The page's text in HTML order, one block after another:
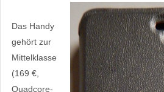
Das Handy
gehört zur
Mittelklasse
(169 €,
Quadcore-